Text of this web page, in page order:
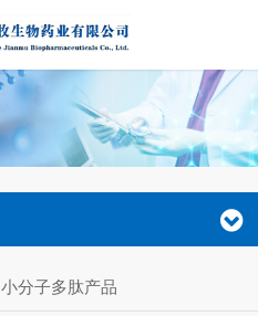
小分子多肽产品